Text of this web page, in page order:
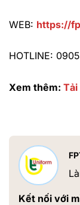
WEB: https://
HOTLINE:
Xem thêm: Tải
Kết nối với